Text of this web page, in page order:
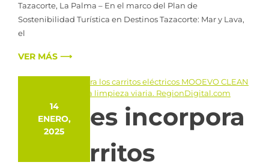
Tazacorte, La Palma – En el marco del Plan de
Sostenibilidad Turística en Destinos Tazacorte: Mar y Lava,
el
VER MÁS ⟶
14
ENERO,
2025
Cáceres incorpora
los carritos